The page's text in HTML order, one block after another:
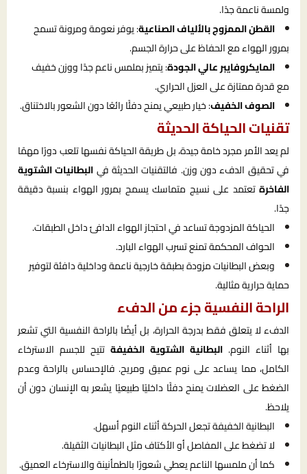
ولمسة ناعمة جدًا.
القطن الممزوج بالألياف الصناعية: يوفر نعومة ومرونة تسمح
بمرور الهواء مع الحفاظ على حرارة الجسم.
المايكروفايبر عالي الجودة: يتميز بملمس ناعم جدًا ووزن خفيف
مع قدرة ممتازة على العزل الحراري.
الصوف الخفيف: خيار طبيعي يمنح دفئًا رائعًا دون الشعور بالاختناق.
تقنيات الحياكة الحديثة
لم يعد الأمر مجرد خامة جيدة، بل طريقة الحياكة نفسها تلعب دورًا مهمًا
في تحقيق الدفء دون وزن. فالتقنيات الحديثة فيالبطانيات الشتوية
الفاخرةتعتمد على نسيج متماسك يسمح بمرور الهواء بنسبة دقيقة
جدًا.
الحياكة المزدوجة تساعد في احتجاز الهواء الدافئ داخل الطبقات.
الحواف المحكمة تمنع تسرب الهواء البارد.
وبعض البطانيات مزودة بطبقة خارجية ناعمة وداخلية دافئة لتوفير
حماية حرارية مثالية.
الراحة النفسية جزء من الدفء
الدفء لا يتعلق فقط بدرجة الحرارة، بل أيضًا بالراحة النفسية التي تشعر
بها أثناء النوم. البطانية الشتوية الخفيفة تتيح للجسم الاسترخاء
الكامل، مما يساعد على نوم عميق ومريح. فالإحساس بالراحة وعدم
الضغط على العضلات يمنح دفئًا داخليًا طبيعيًا يشعر به الإنسان دون أن
يلاحظ.
البطانية الخفيفة تجعل الحركة أثناء النوم أسهل.
لا تضغط على المفاصل أو الأكتاف مثل البطانيات الثقيلة.
كما أن ملمسها الناعم يعطي شعورًا بالطمأنينة والاسترخاء العميق.